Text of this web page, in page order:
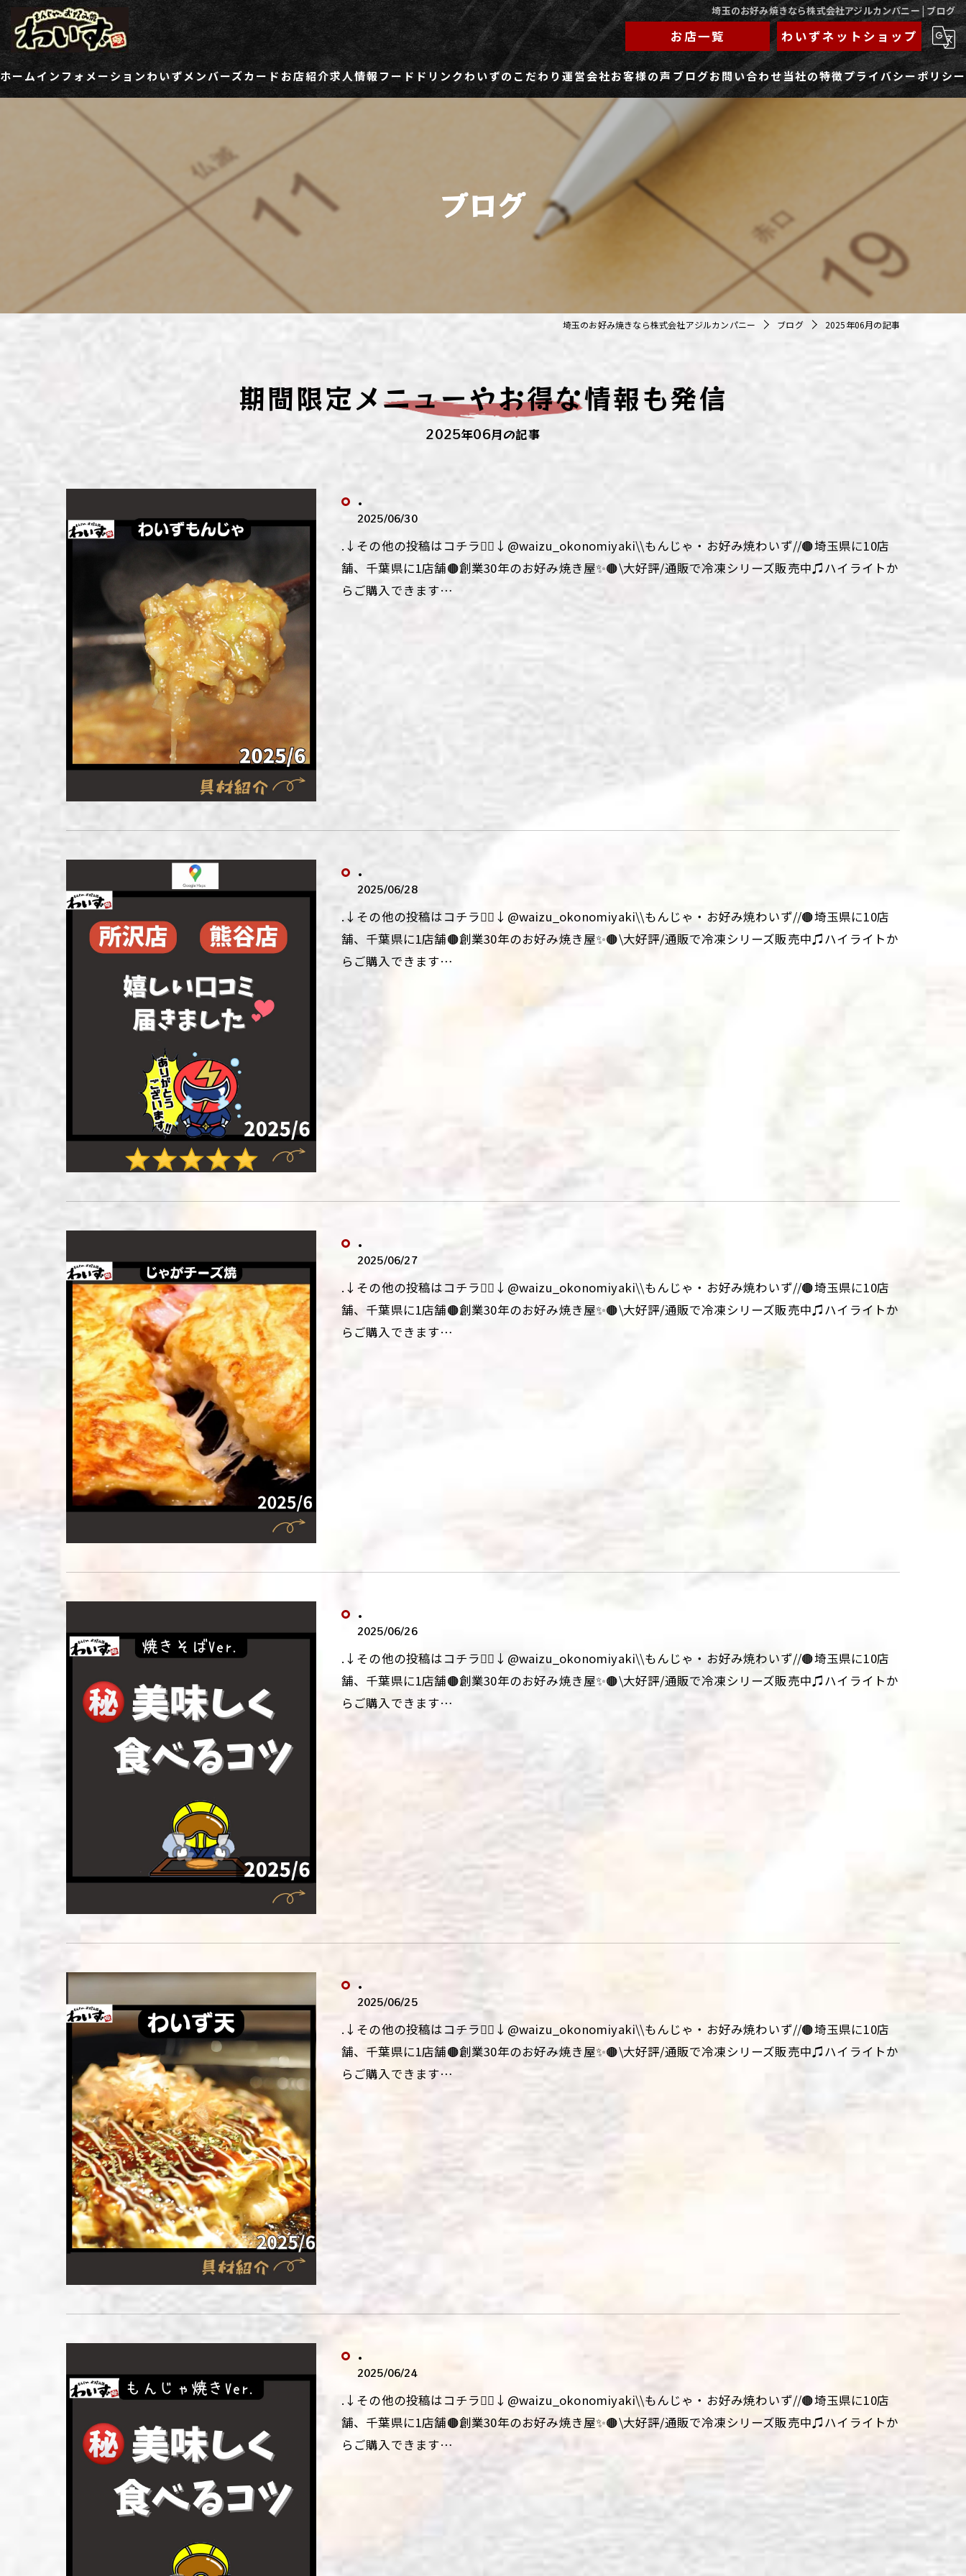
埼玉のお好み焼きなら株式会社アジルカンパニー | ブログ
お店一覧 わいずネットショップ
ホームインフォメーションわいずメンバーズカード お店紹介
わいず所沢店
わいず熊谷店
わいず春日部店
わいず東川口店
わいず桶川店
わいず松戸店
求人情報フード ドリンクわいずのこだわり運営会社お客様の声 ブログお問い合わせ当社の特徴
鉄板焼き
プライバシーポリシー
ブログ
埼玉のお好み焼きなら株式会社アジルカンパニー ブログ 2025年06月の記事
期間限定メニューやお得な情報も発信
2025年06月の記事
.
2025/06/30
.↓その他の投稿はコチラ💁‍♀️↓@waizu_okonomiyaki\\もんじゃ・お好み焼わいず//🟤埼玉県に10店
舗、千葉県に1店舗🟤創業30年のお好み焼き屋✨🟤\大好評/通販で冷凍シリーズ販売中♫ハイライトか
らご購入できます…
.
2025/06/28
.↓その他の投稿はコチラ💁‍♀️↓@waizu_okonomiyaki\\もんじゃ・お好み焼わいず//🟤埼玉県に10店
舗、千葉県に1店舗🟤創業30年のお好み焼き屋✨🟤\大好評/通販で冷凍シリーズ販売中♫ハイライトか
らご購入できます…
.
2025/06/27
.↓その他の投稿はコチラ💁‍♀️↓@waizu_okonomiyaki\\もんじゃ・お好み焼わいず//🟤埼玉県に10店
舗、千葉県に1店舗🟤創業30年のお好み焼き屋✨🟤\大好評/通販で冷凍シリーズ販売中♫ハイライトか
らご購入できます…
.
2025/06/26
.↓その他の投稿はコチラ💁‍♀️↓@waizu_okonomiyaki\\もんじゃ・お好み焼わいず//🟤埼玉県に10店
舗、千葉県に1店舗🟤創業30年のお好み焼き屋✨🟤\大好評/通販で冷凍シリーズ販売中♫ハイライトか
らご購入できます…
.
2025/06/25
.↓その他の投稿はコチラ💁‍♀️↓@waizu_okonomiyaki\\もんじゃ・お好み焼わいず//🟤埼玉県に10店
舗、千葉県に1店舗🟤創業30年のお好み焼き屋✨🟤\大好評/通販で冷凍シリーズ販売中♫ハイライトか
らご購入できます…
.
2025/06/24
.↓その他の投稿はコチラ💁‍♀️↓@waizu_okonomiyaki\\もんじゃ・お好み焼わいず//🟤埼玉県に10店
舗、千葉県に1店舗🟤創業30年のお好み焼き屋✨🟤\大好評/通販で冷凍シリーズ販売中♫ハイライトか
らご購入できます…